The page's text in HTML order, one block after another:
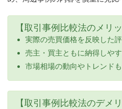
【取引事例比較法のメリッ
実際の売買価格を反映した
売主・買主ともに納得しや
市場相場の動向やトレンド
【取引事例比較法のデメリ